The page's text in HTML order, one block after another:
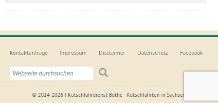
Kontaktanfrage Impressum Disclaimer Datenschutz Facebook
© 2014-2026 | Kutschfahrdienst Bothe - Kutschfahrten in Sachsen